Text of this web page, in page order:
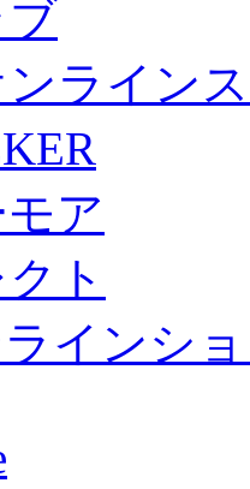
ライン
ア
ト
インシ